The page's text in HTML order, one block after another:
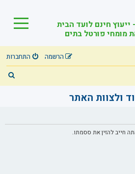
ייעוץ חינם לועד הבית
מומחי פורטל בתים
התחברות
הרשמה
י
ולצוות האתר
חייב להזין את ססמתו.